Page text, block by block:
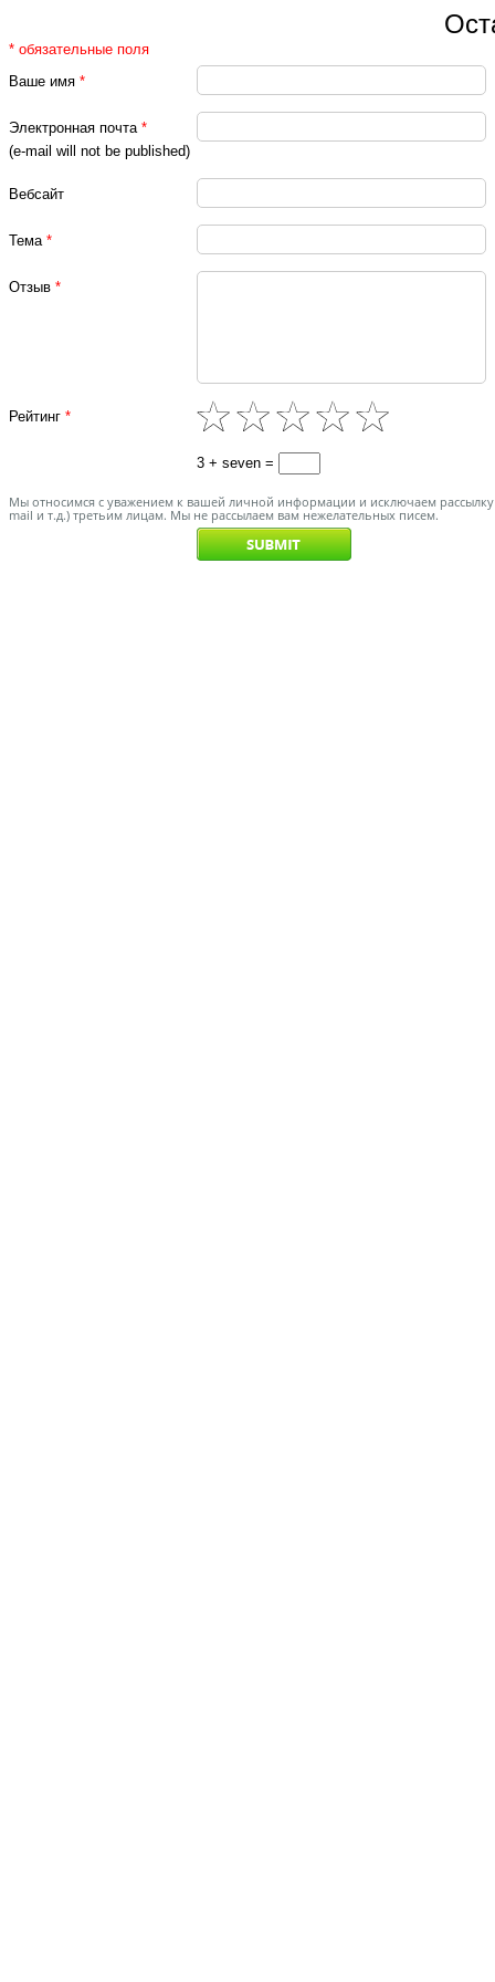
* обязательные поля
Ваше имя *
Электронная почта *
(e-mail will not be published)
Вебсайт
Тема *
Отзыв *
Рейтинг *
3 + seven =
Мы относимся с уважением к вашей личной информации и исключаем
mail и т.д.) третьим лицам. Мы не рассылаем вам нежелательных писем.